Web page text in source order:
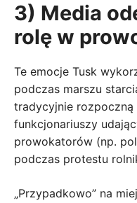
3) Media
rolę w
Te emocje Tusk
podczas marszu
tradycyjnie rozpoczną
funkcjonariuszy
prowokatorów (np.
podczas protestu
„Przypadkowo” na